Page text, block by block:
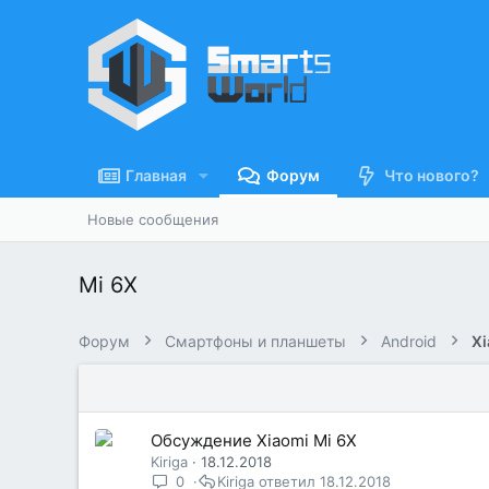
Главная Форум Что нового?
Новые сообщения
Mi 6X
Форум Смартфоны и планшеты Android
Обсуждение Xiaomi Mi 6X
Kiriga
18.12.2018
0
18.12.2018
Kiriga